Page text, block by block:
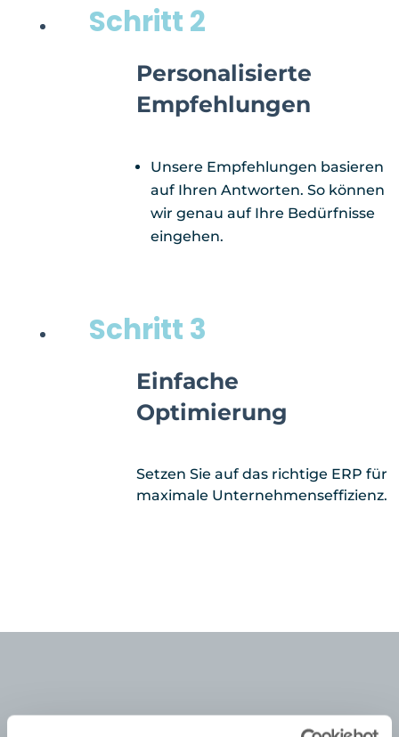
Schritt 2
Personalisierte
Empfehlungen
Unsere Empfehlungen basieren
auf Ihren Antworten. So können
wir genau auf Ihre Bedürfnisse
eingehen.
Schritt 3
Einfache
Optimierung
Setzen Sie auf das richtige ERP für
maximale Unternehmenseffizienz.